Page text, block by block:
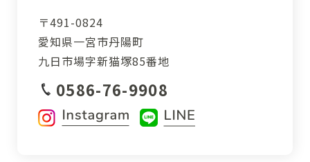
〒491-0824
愛知県一宮市丹陽町
九日市場字新猫塚85番地
0586-76-9908